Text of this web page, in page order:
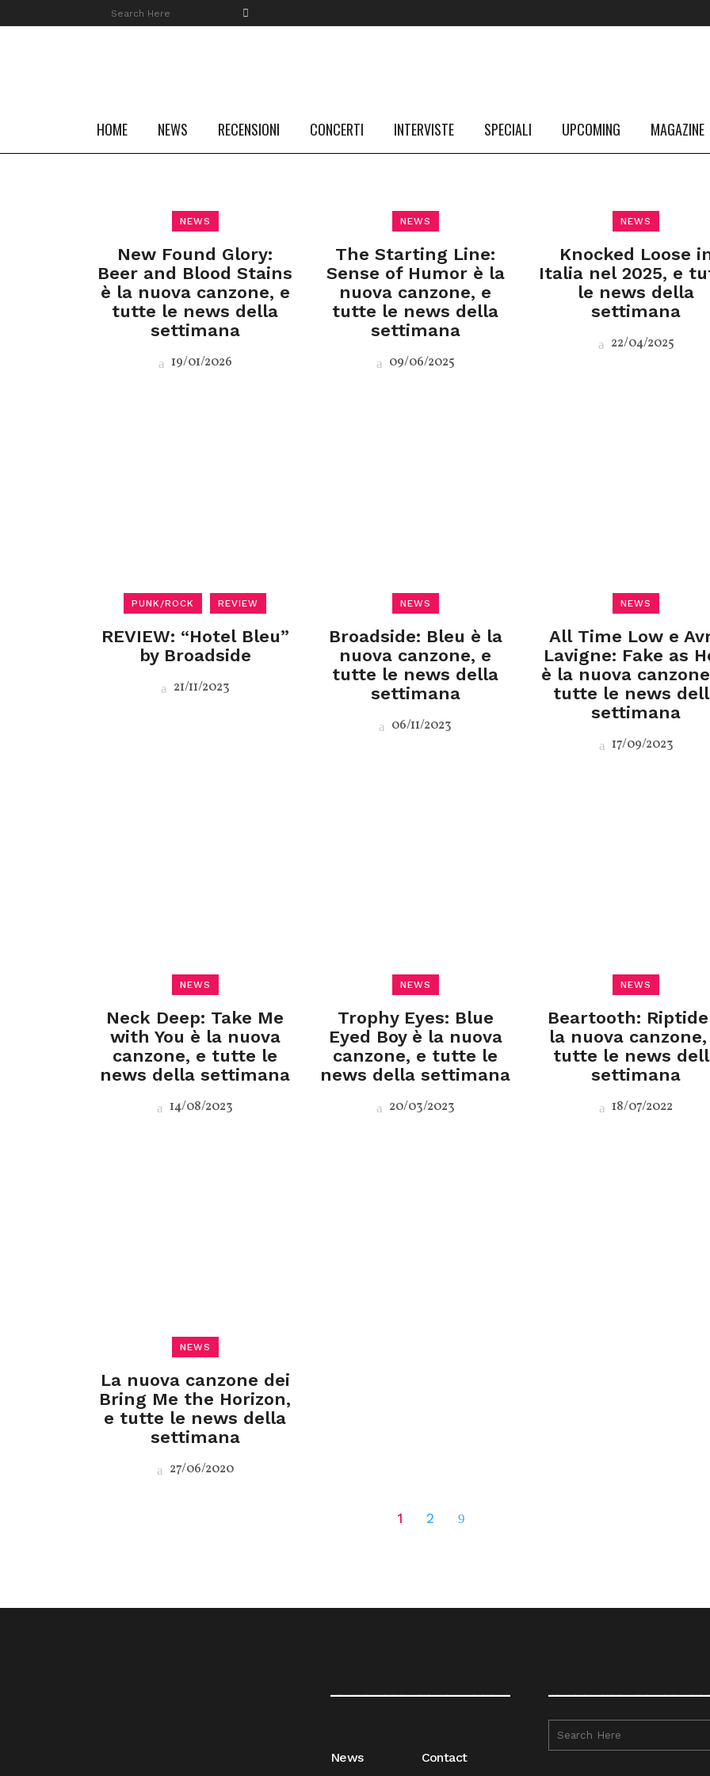
HOME NEWS RECENSIONI CONCERTI INTERVISTE SPECIALI UPCOMING MAGAZINE
NEWS
New Found Glory:
Beer and Blood Stains
è la nuova canzone, e
tutte le news della
settimana
19/01/2026
NEWS
The Starting Line:
Sense of Humor è la
nuova canzone, e
tutte le news della
settimana
09/06/2025
NEWS
Knocked Loose
Italia nel 2025, e
le news della
settimana
22/04/2025
PUNK/ROCK REVIEW
REVIEW: “Hotel Bleu”
by Broadside
21/11/2023
NEWS
Broadside: Bleu è la
nuova canzone, e
tutte le news della
settimana
06/11/2023
NEWS
All Time Low e
Lavigne: Fake as
è la nuova
tutte le news
settimana
17/09/2023
NEWS
Neck Deep: Take Me
with You è la nuova
canzone, e tutte le
news della settimana
14/08/2023
NEWS
Trophy Eyes: Blue
Eyed Boy è la nuova
canzone, e tutte le
news della settimana
20/03/2023
NEWS
Beartooth:
la nuova canzone,
tutte le news
settimana
18/07/2022
NEWS
La nuova canzone dei
Bring Me the Horizon,
e tutte le news della
settimana
27/06/2020
1 2
News Contact